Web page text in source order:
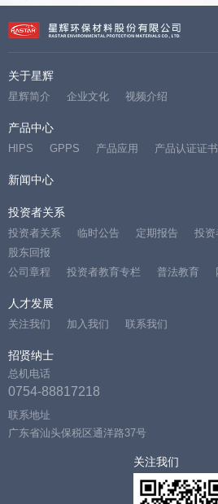
关于星辉
星辉简介
企业文化 视频介绍
产品中心
HIPS
GPPS 产品应用 产品认证证书
新闻中心
投资者关系
投资者关系
临时公告 定期报告 投资
股东回报
公司章程
投资者教育专栏 普法教育
人才发展
关注我们
加入我们 联系我们
招贤纳士
总机电话
0754-88817218
联系地址
广东省汕头保税区通洋路37号
关注我们